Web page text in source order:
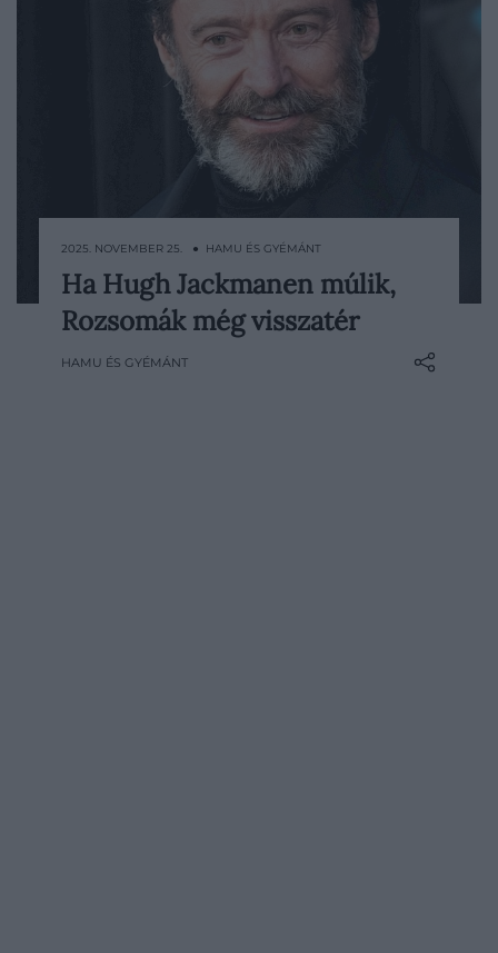
Hugh Jackman éveken át határozottan
állította, hogy végleg maga mögött
hagyta Rozsomák szerepét – most viszont
2025. NOVEMBER 25. ● HAMU ÉS GYÉMÁNT
Ha Hugh Jackmanen múlik,
Rozsomák még visszatér
HAMU ÉS GYÉMÁNT